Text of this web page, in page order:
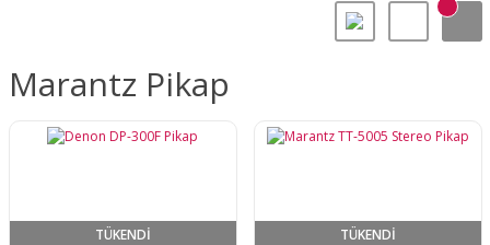
Marantz Pikap
TÜKENDİ TÜKENDİ